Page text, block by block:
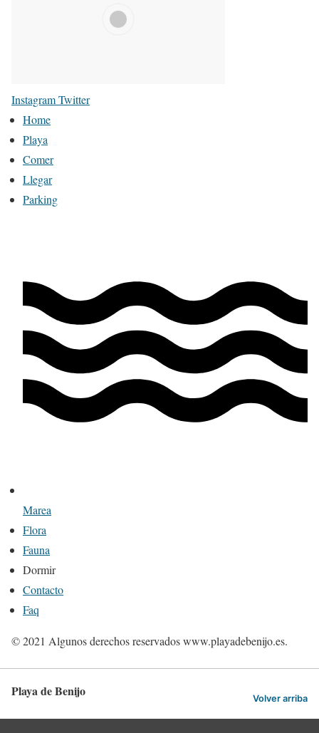
InstagramTwitter
Home
Playa
Comer
Llegar
Parking
Marea
Flora
Fauna
Dormir
Contacto
Faq
© 2021 Algunos derechos reservados www.playadebenijo.es.
Playa de Benijo Volver arriba